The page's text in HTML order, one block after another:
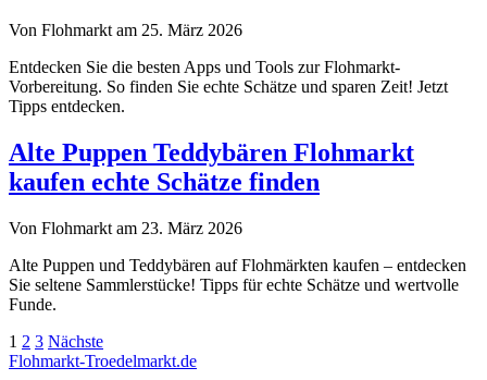
Von Flohmarkt am 25. März 2026
Entdecken Sie die besten Apps und Tools zur Flohmarkt-
Vorbereitung. So finden Sie echte Schätze und sparen Zeit! Jetzt
Tipps entdecken.
Alte Puppen Teddybären Flohmarkt
kaufen echte Schätze finden
Von Flohmarkt am 23. März 2026
Alte Puppen und Teddybären auf Flohmärkten kaufen – entdecken
Sie seltene Sammlerstücke! Tipps für echte Schätze und wertvolle
Funde.
Seitennummerierung
1 2 3 Nächste
Flohmarkt-Troedelmarkt.de